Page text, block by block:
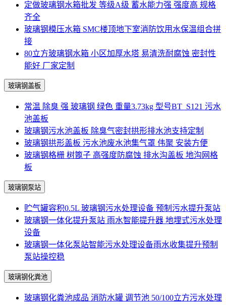
定做玻璃钢水箱批发 等级A级 蓄水能力强 强度高 规格
齐全
玻璃钢模压水箱 SMC楼顶地下室消防饮用水保温组合拼
接
80立方玻璃钢水箱 小区加厚水塔 易清洗耐腐蚀 密封性
能好 厂家定制
玻璃钢盖板
常温 除臭 强 玻璃钢 绿色 重量3.73kg 型号BT_S121 污水
池盖板
玻璃钢污水池盖板 除臭气密封拱形排水池支持定制
玻璃钢拱形盖板 污水池废水池集气罩 伟聚 安装方便
玻璃钢格栅 树篦子 高强度防腐蚀 排水沟盖板 地沟网格
板
玻璃钢泵站
贮气罐容积0.5L 玻璃钢污水处理设备 预制污水提升泵站
玻璃钢一体化提升泵站 雨水智能提升器 地埋式污水处理
设备
玻璃钢一体化泵站智能污水处理设备雨水收集提升预制
泵站操控稳
玻璃钢化粪池
玻璃钢化粪池成品 消防水罐 调节池 50/100立方污水处理